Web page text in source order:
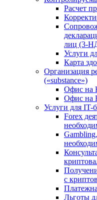
Расчет
лиц (3-
Услуги
Карта
Организация
(«substance»)
Офис на
Офис на
Услуги для IT-
Forex
с
Льготы